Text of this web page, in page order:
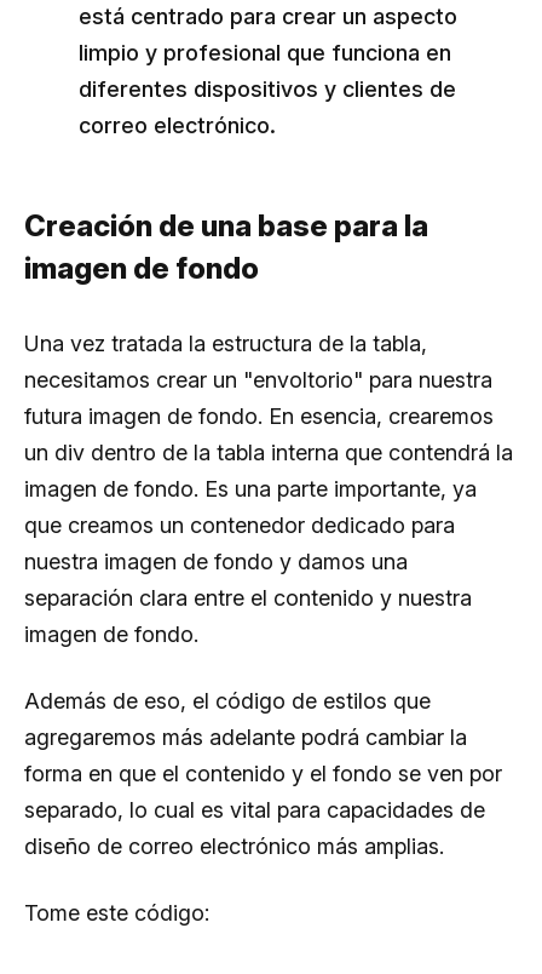
está centrado para crear un aspecto
limpio y profesional que funciona en
diferentes dispositivos y clientes de
correo electrónico.
Creación de una base para la
imagen de fondo
Una vez tratada la estructura de la tabla,
necesitamos crear un "envoltorio" para nuestra
futura imagen de fondo. En esencia, crearemos
un div dentro de la tabla interna que contendrá la
imagen de fondo. Es una parte importante, ya
que creamos un contenedor dedicado para
nuestra imagen de fondo y damos una
separación clara entre el contenido y nuestra
imagen de fondo.
Además de eso, el código de estilos que
agregaremos más adelante podrá cambiar la
forma en que el contenido y el fondo se ven por
separado, lo cual es vital para capacidades de
diseño de correo electrónico más amplias.
Tome este código: